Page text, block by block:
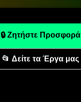
🔒 Ζητήστε Προσφορά
📂 Δείτε τα Έργα μας